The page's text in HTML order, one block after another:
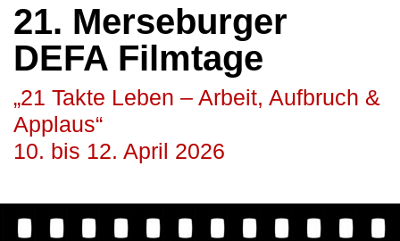
21. Merseburger
DEFA Filmtage
„21 Takte Leben – Arbeit, Aufbruch &
Applaus“
10. bis 12. April 2026